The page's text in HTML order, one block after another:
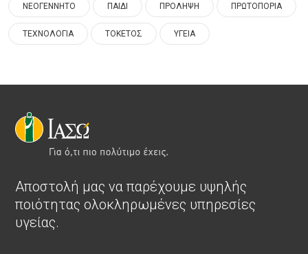
ΝΕΟΓΕΝΝΗΤΟ ΠΑΙΔΙ ΠΡΟΛΗΨΗ ΠΡΩΤΟΠΟΡΙΑ
ΤΕΧΝΟΛΟΓΙΑ ΤΟΚΕΤΟΣ ΥΓΕΙΑ
Αποστολή μας να παρέχουμε υψηλής
ποιότητας ολοκληρωμένες υπηρεσίες
υγείας.